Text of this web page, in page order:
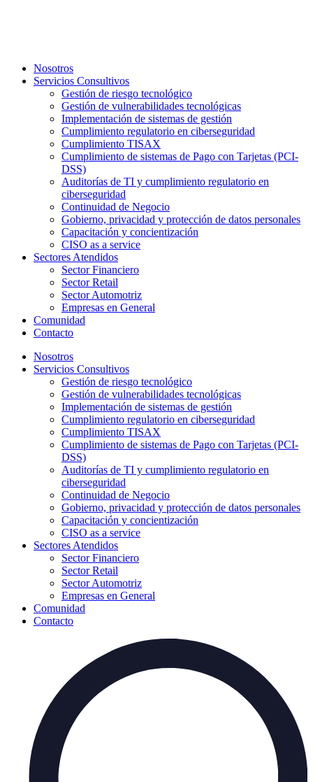
Nosotros
Servicios Consultivos
Gestión de riesgo tecnológico
Gestión de vulnerabilidades tecnológicas
Implementación de sistemas de gestión
Cumplimiento regulatorio en ciberseguridad
Cumplimiento TISAX
Cumplimiento de sistemas de Pago con Tarjetas (PCI-
DSS)
Auditorías de TI y cumplimiento regulatorio en
ciberseguridad
Continuidad de Negocio
Gobierno, privacidad y protección de datos personales
Capacitación y concientización
CISO as a service
Sectores Atendidos
Sector Financiero
Sector Retail
Sector Automotriz
Empresas en General
Comunidad
Contacto
Nosotros
Servicios Consultivos
Gestión de riesgo tecnológico
Gestión de vulnerabilidades tecnológicas
Implementación de sistemas de gestión
Cumplimiento regulatorio en ciberseguridad
Cumplimiento TISAX
Cumplimiento de sistemas de Pago con Tarjetas (PCI-
DSS)
Auditorías de TI y cumplimiento regulatorio en
ciberseguridad
Continuidad de Negocio
Gobierno, privacidad y protección de datos personales
Capacitación y concientización
CISO as a service
Sectores Atendidos
Sector Financiero
Sector Retail
Sector Automotriz
Empresas en General
Comunidad
Contacto